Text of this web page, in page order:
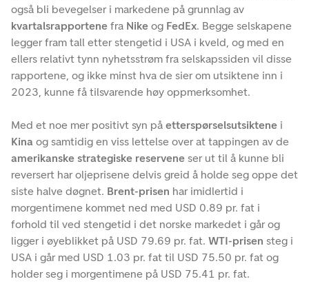
også bli bevegelser i markedene på grunnlag av
kvartalsrapportene fra Nike og FedEx. Begge selskapene
legger fram tall etter stengetid i USA i kveld, og med en
ellers relativt tynn nyhetsstrøm fra selskapssiden vil disse
rapportene, og ikke minst hva de sier om utsiktene inn i
2023, kunne få tilsvarende høy oppmerksomhet.
Med et noe mer positivt syn på etterspørselsutsiktene i
Kina og samtidig en viss lettelse over at tappingen av de
amerikanske strategiske reservene ser ut til å kunne bli
reversert har oljeprisene delvis greid å holde seg oppe det
siste halve døgnet. Brent-prisen har imidlertid i
morgentimene kommet ned med USD 0.89 pr. fat i
forhold til ved stengetid i det norske markedet i går og
ligger i øyeblikket på USD 79.69 pr. fat. WTI-prisen steg i
USA i går med USD 1.03 pr. fat til USD 75.50 pr. fat og
holder seg i morgentimene på USD 75.41 pr. fat.